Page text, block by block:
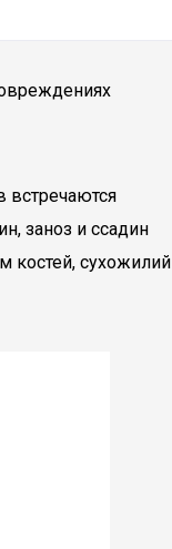
встречаются
заноз и ссадин
костей, сухожилий